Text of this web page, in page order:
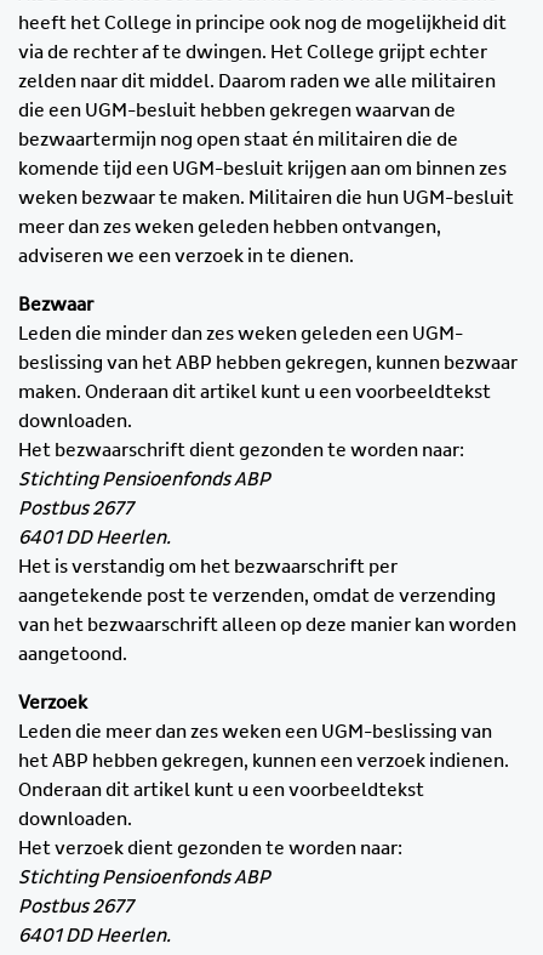
heeft het College in principe ook nog de mogelijkheid dit
via de rechter af te dwingen. Het College grijpt echter
zelden naar dit middel. Daarom raden we alle militairen
die een UGM-besluit hebben gekregen waarvan de
bezwaartermijn nog open staat én militairen die de
komende tijd een UGM-besluit krijgen aan om binnen zes
weken bezwaar te maken. Militairen die hun UGM-besluit
meer dan zes weken geleden hebben ontvangen,
adviseren we een verzoek in te dienen.
Bezwaar
Leden die minder dan zes weken geleden een UGM-
beslissing van het ABP hebben gekregen, kunnen bezwaar
maken. Onderaan dit artikel kunt u een voorbeeldtekst
downloaden.
Het bezwaarschrift dient gezonden te worden naar:
Stichting Pensioenfonds ABP
Postbus 2677
6401 DD Heerlen.
Het is verstandig om het bezwaarschrift per
aangetekende post te verzenden, omdat de verzending
van het bezwaarschrift alleen op deze manier kan worden
aangetoond.
Verzoek
Leden die meer dan zes weken een UGM-beslissing van
het ABP hebben gekregen, kunnen een verzoek indienen.
Onderaan dit artikel kunt u een voorbeeldtekst
downloaden.
Het verzoek dient gezonden te worden naar:
Stichting Pensioenfonds ABP
Postbus 2677
6401 DD Heerlen.